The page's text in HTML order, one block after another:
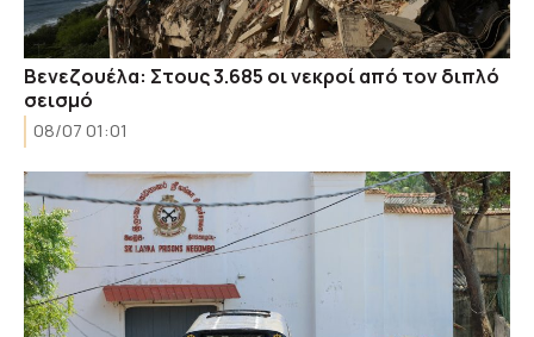
Βενεζουέλα: Στους 3.685 οι νεκροί από τον διπλό
σεισμό
08/07 01:01